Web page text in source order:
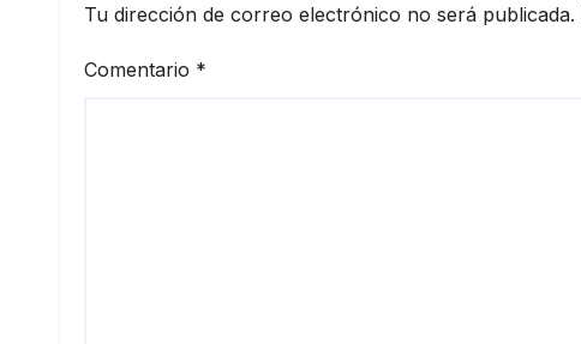
Tu dirección de correo electrónico no será publicada.
Comentario *